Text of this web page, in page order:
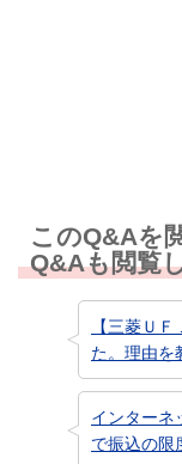
このQ&Aを
Q&Aも閲覧
【三菱Ｕ
た。理由を
インターネ
で振込の限